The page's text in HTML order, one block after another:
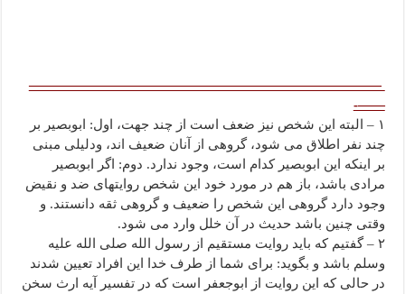
——————————————————————————
——-
۱ – البته این شخص نیز ضعف است از چند جهت، اول: ابوبصیر بر
چند نفر اطلاق می شود، گروهی از آنان ضعیف اند، ودلیلی مبنی
بر اینکه این ابوبصیر کدام است، وجود ندارد. دوم: اگر ابوبصیر
مرادی باشد، باز هم در مورد خود این شخص روایتهای ضد و نقیض
وجود دارد گروهی این شخص را ضعیف و گروهی ثقه دانستند. و
وقتی چنین باشد حدیث در آن خلل وارد می شود.
۲ – گفتیم که باید روایت مستقیم از رسول الله صلی الله علیه
وسلم باشد و بگوید: برای شما از طرف خدا این افراد تعیین شدند
در حالی که این روایت از ابوجعفر است که در تفسیر آیه ارث سخن